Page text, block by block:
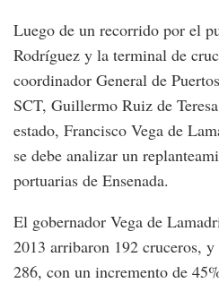
Luego de un recorrido por el
Rodríguez y la terminal de
coordinador General de
SCT, Guillermo Ruiz de
estado, Francisco Vega de
se debe analizar un
portuarias de Ensenada.
El gobernador Vega de
2013 arribaron 192 cruceros, y
286, con un incremento de